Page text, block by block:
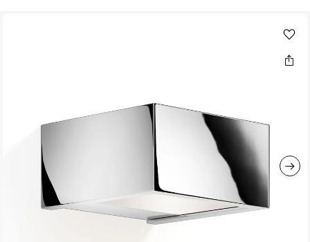
afbeeldingen-